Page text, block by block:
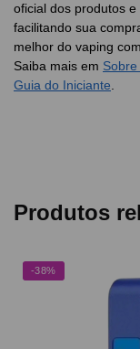
oficial dos produtos
facilitando sua
melhor do vaping
Saiba mais em
Guia do Iniciante
Produtos
-38%